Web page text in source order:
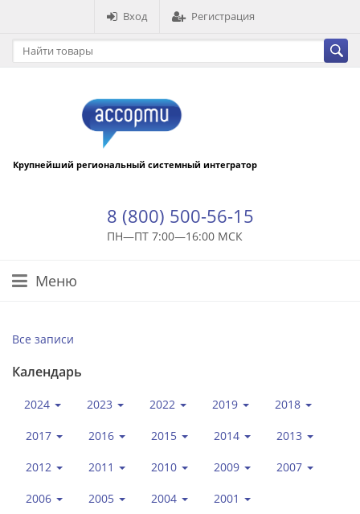
Вход Регистрация
Крупнейший региональный системный интегратор
8 (800) 500-56-15
ПН—ПТ 7:00—16:00 МСК
Меню
Все записи
Календарь
2024 2023 2022 2019 2018
2017 2016 2015 2014 2013
2012 2011 2010 2009 2007
2006 2005 2004 2001